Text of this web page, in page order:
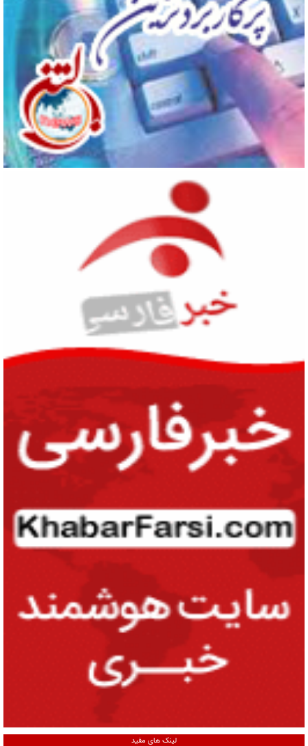
لینک های مفید